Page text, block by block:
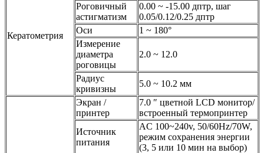
Кератометрия
Роговичный
астигматизм
0.00 ~ -15.00 дптр, шаг
0.05/0.12/0.25 дптр
Оси
1 ~ 180°
Измерение
диаметра
роговицы
2.0 ~ 12.0
Радиус
кривизны
5.0 ~ 10.2 мм
Экран /
принтер
7.0 ″ цветной LCD монитор/
встроенный термопринтер
Источник
питания
AC 100~240v, 50/60Hz/70W,
режим сохранения энергии
(3, 5 или 10 мин на выбор)